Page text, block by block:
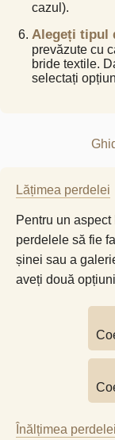
cazul).
Alegeți tipul
prevăzute cu
bride textile.
selectați
Lățimea perdelei
Pentru un
perdelele să fie
șinei sau a
aveți două
Înălțimea perdelei